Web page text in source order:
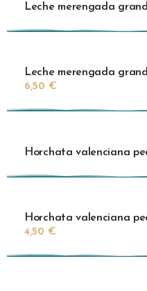
Leche merengada
Leche merengada
6,50 €
Horchata valenciana
Horchata valenciana
4,50 €